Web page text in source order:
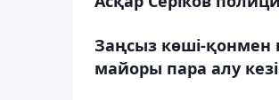
Заңсыз көші-қонмен
майоры пара алу